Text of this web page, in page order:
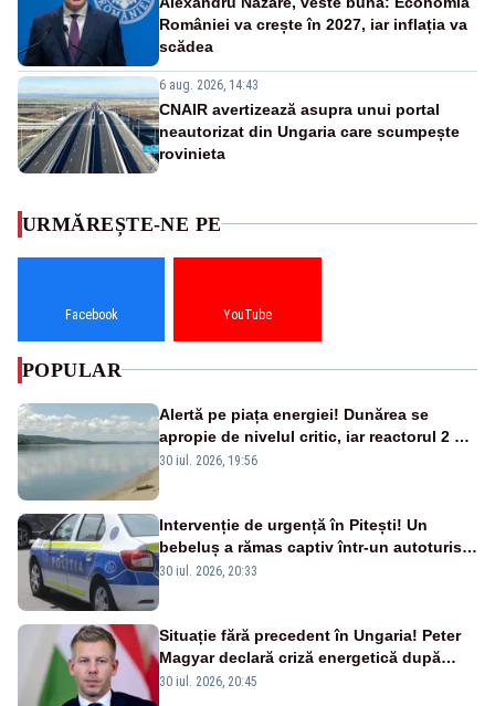
României va crește în 2027, iar inflația va
scădea
6 aug. 2026, 14:43
CNAIR avertizează asupra unui portal
neautorizat din Ungaria care scumpește
rovinieta
URMĂREȘTE-NE PE
Facebook YouTube
POPULAR
Alertă pe piața energiei! Dunărea se
apropie de nivelul critic, iar reactorul 2 de
la Cernavodă ar putea fi oprit
30 iul. 2026, 19:56
Intervenție de urgență în Pitești! Un
bebeluș a rămas captiv într-un autoturism
din cauza unei defecțiuni
30 iul. 2026, 20:33
Situație fără precedent în Ungaria! Peter
Magyar declară criză energetică după
oprirea centralei de la Paks
30 iul. 2026, 20:45